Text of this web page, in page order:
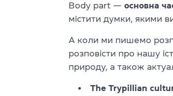
Body part — основна
містити думки, якими
А коли ми пишемо
розповісти про нашу
природу, а також
The Trypillian